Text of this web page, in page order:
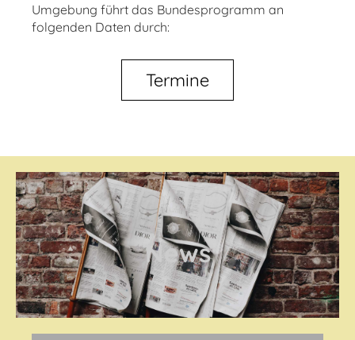
Umgebung führt das Bundesprogramm an
folgenden Daten durch:
Termine
News